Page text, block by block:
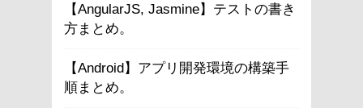
【AngularJS, Jasmine】テストの書き
方まとめ。
【Android】アプリ開発環境の構築手
順まとめ。